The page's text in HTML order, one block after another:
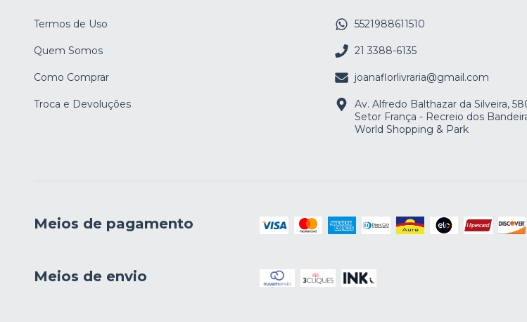
Termos de Uso
Quem Somos
Como Comprar
Troca e Devoluções
5521988611510
21 3388-6135
joanaflorlivraria@gmail.com
Av. Alfredo Balthazar da Silveira,
Setor França - Recreio dos
World Shopping & Park
Meios de pagamento
Meios de envio